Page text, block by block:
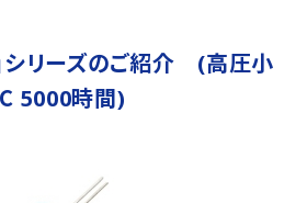
シリーズのご紹介 (高圧小
5000時間)